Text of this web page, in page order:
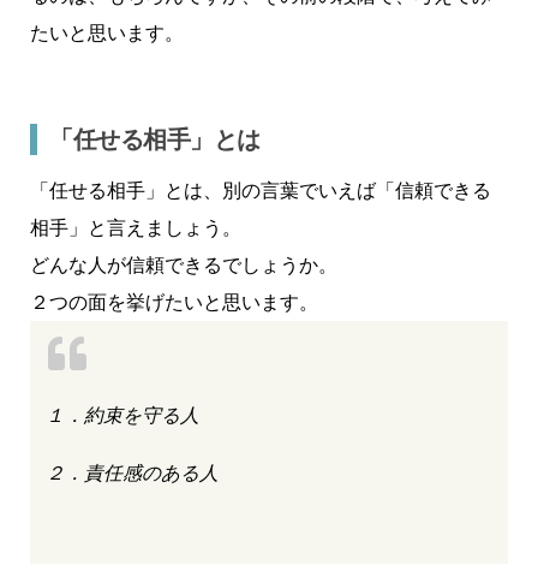
たいと思います。
「任せる相手」とは
「任せる相手」とは、別の言葉でいえば「信頼できる
相手」と言えましょう。
どんな人が信頼できるでしょうか。
２つの面を挙げたいと思います。
１．約束を守る人
２．責任感のある人